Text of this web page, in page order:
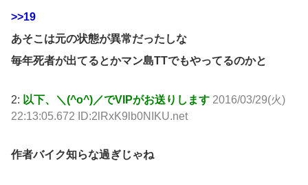
>>19
あそこは元の状態が異常だったしな
毎年死者が出てるとかマン島TTでもやってるのかと
2: 以下、＼(^o^)／でVIPがお送りします 2016/03/29(火)
22:13:05.672 ID:2lRxK9lb0NIKU.net
作者バイク知らな過ぎじゃね